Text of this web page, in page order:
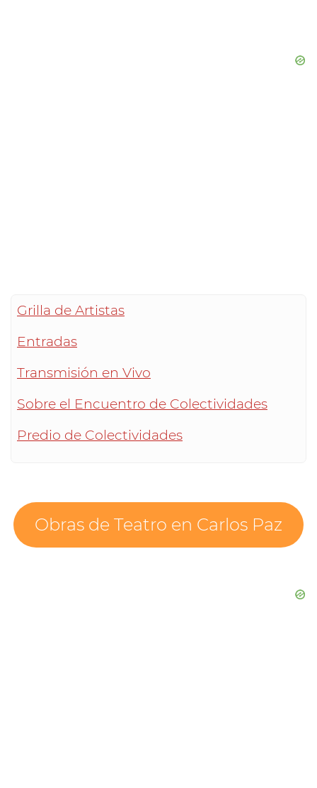
Grilla de Artistas
Entradas
Transmisión en Vivo
Sobre el Encuentro de Colectividades
Predio de Colectividades
Obras de Teatro en Carlos Paz